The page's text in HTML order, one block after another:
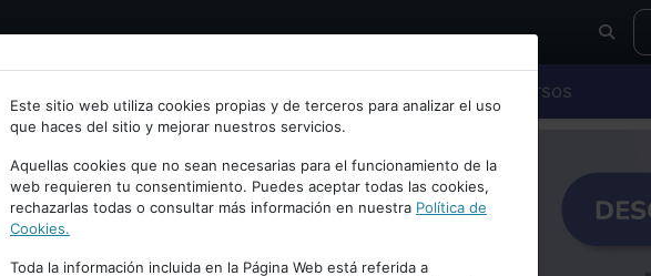
Bienvenid@ a psiquiatria.com
Escribe tu Email
Accede o regístrate con tu email.
Cursos
Este sitio web utiliza cookies propias y de terceros para analizar el uso
que haces del sitio y mejorar nuestros servicios.
Aquellas cookies que no sean necesarias para el funcionamiento de la
web requieren tu consentimiento. Puedes aceptar todas las cookies,
rechazarlas todas o consultar más información en nuestra Política de
Cookies.
Toda la información incluida en la Página Web está referida a